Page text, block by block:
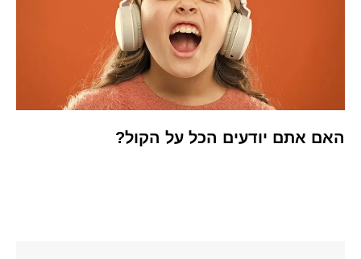
האם אתם יודעים הכל על הקול?